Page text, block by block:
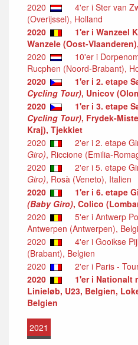
2020 4'er i Ster van
(Overijssel), Holland
2020
1'er i Wanzeel
Wanzele (Oost-
2020
10'er i
Rucphen (Noord-Brabant),
2020
1'er i 2. etape
Cycling Tour), Unicov
2020
1'er i 3. etape
Cycling Tour), Frydek-
Kraj), Tjekkiet
2020
2'er i 2. etape
Giro), Riccione (Emilia-
2020
2'er i 5. etape
Giro), Rosà (Veneto), Italien
2020
1'er i 6. etape
(Baby Giro), Colico
2020
5'er i Antwerp
Antwerpen (Antwerpen),
2020
4'er i Gooikse
(Brabant), Belgien
2020
2'er i Paris -
2020
1'er i Nationalt
Linieløb, U23, Belgien,
Belgien
2021